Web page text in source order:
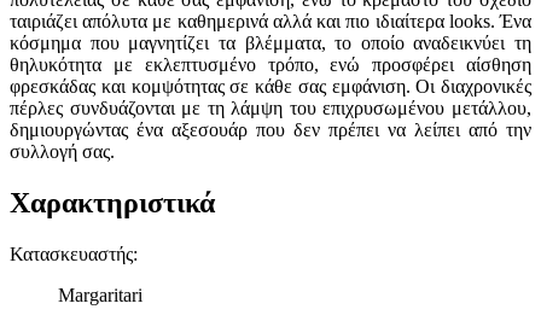
ταιριάζει απόλυτα με καθημερινά αλλά και πιο ιδιαίτερα looks. Ένα
κόσμημα που μαγνητίζει τα βλέμματα, το οποίο αναδεικνύει τη
θηλυκότητα με εκλεπτυσμένο τρόπο, ενώ προσφέρει αίσθηση
φρεσκάδας και κομψότητας σε κάθε σας εμφάνιση. Οι διαχρονικές
πέρλες συνδυάζονται με τη λάμψη του επιχρυσωμένου μετάλλου,
δημιουργώντας ένα αξεσουάρ που δεν πρέπει να λείπει από την
συλλογή σας.
Χαρακτηριστικά
Κατασκευαστής:
Margaritari